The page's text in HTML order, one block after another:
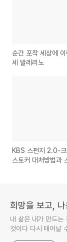
순간 포착 세상에
세 발레리노
KBS 스펀지 2.0-크
스토커 대처방법과
희망을 보고, 나
내 삶은 내가 만드는
것이다 다시 태어날